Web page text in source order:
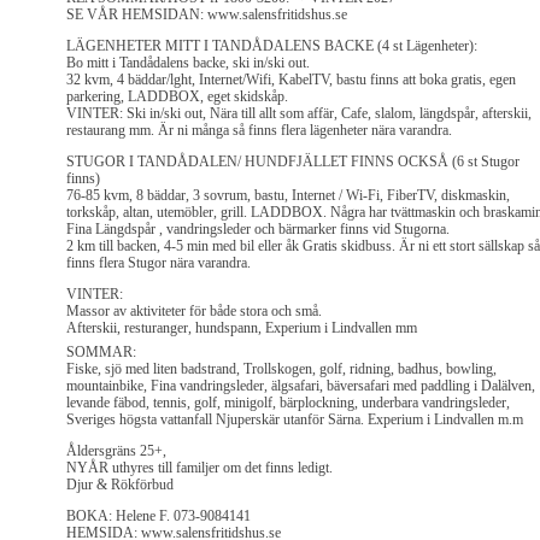
SE VÅR HEMSIDAN: www.salensfritidshus.se
LÄGENHETER MITT I TANDÅDALENS BACKE (4 st Lägenheter):
Bo mitt i Tandådalens backe, ski in/ski out.
32 kvm, 4 bäddar/lght, Internet/Wifi, KabelTV, bastu finns att boka gratis, egen
parkering, LADDBOX, eget skidskåp.
VINTER: Ski in/ski out, Nära till allt som affär, Cafe, slalom, längdspår, afterskii,
restaurang mm. Är ni många så finns flera lägenheter nära varandra.
STUGOR I TANDÅDALEN/ HUNDFJÄLLET FINNS OCKSÅ (6 st Stugor
finns)
76-85 kvm, 8 bäddar, 3 sovrum, bastu, Internet / Wi-Fi, FiberTV, diskmaskin,
torkskåp, altan, utemöbler, grill. LADDBOX. Några har tvättmaskin och
Fina Längdspår , vandringsleder och bärmarker finns vid Stugorna.
2 km till backen, 4-5 min med bil eller åk Gratis skidbuss. Är ni ett stort sällskap så
finns flera Stugor nära varandra.
VINTER:
Massor av aktiviteter för både stora och små.
Afterskii, resturanger, hundspann, Experium i Lindvallen mm
SOMMAR:
Fiske, sjö med liten badstrand, Trollskogen, golf, ridning, badhus, bowling,
mountainbike, Fina vandringsleder, älgsafari, bäversafari med paddling i Dalälven,
levande fäbod, tennis, golf, minigolf, bärplockning, underbara vandringsleder,
Sveriges högsta vattanfall Njuperskär utanför Särna. Experium i Lindvallen m.m
Åldersgräns 25+,
NYÅR uthyres till familjer om det finns ledigt.
Djur & Rökförbud
BOKA: Helene F. 073-9084141
HEMSIDA: www.salensfritidshus.se